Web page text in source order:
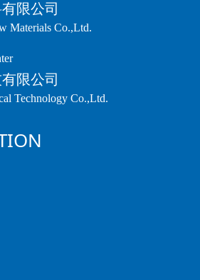
限公司
Materials Co.,Ltd.
限公司
Technology Co.,Ltd.